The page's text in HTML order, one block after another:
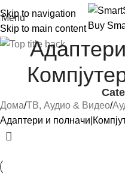
Skip to navigation
Skip to main content
Menu
Дома ТВ, Аудио & Видео
Адаптери и